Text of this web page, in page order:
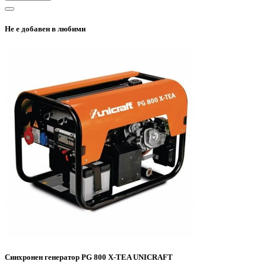
Не е добавен в любими
Синхронен генератор PG 800 X-TEA UNICRAFT